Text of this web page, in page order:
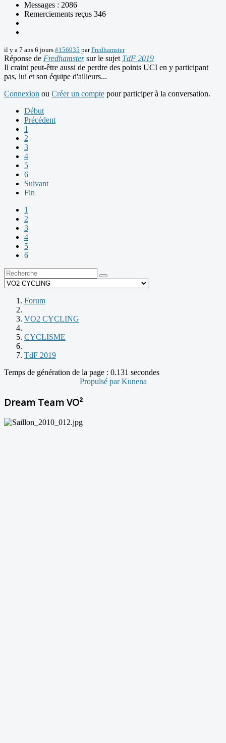
Messages : 2086
Remerciements reçus 346
il y a 7 ans 6 jours #156935 parFredhamster
Réponse de Fredhamstersur le sujet TdF 2019
Il craint peut-être aussi de perdre des points UCI en y participant
pas, lui et son équipe d'ailleurs...
Connexion ou Créer un compte pour participer à la conversation.
Début
Précédent
1
2
3
4
5
6
Suivant
Fin
1
2
3
4
5
6
Forum
VO2 CYCLING
CYCLISME
TdF 2019
Temps de génération de la page : 0.131 secondes
Propulsé parKunena
Dream Team VO²